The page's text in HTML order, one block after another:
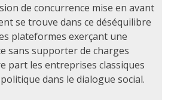
de concurrence mise en avant
se trouve dans ce déséquilibre
plateformes exerçant une
sans supporter de charges
part les entreprises classiques
dans le dialogue social.